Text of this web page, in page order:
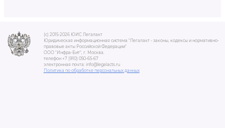
(c) 2015-2026 ЮИС Легалакт
Юридическая информационная система "Легалакт - законы, кодексы и нормативно-
правовые акты Российской Федерации"
ООО "Инфра-Бит", г. Москва.
телефон +7 (910) 050-65-67
электронная почта: info@legalacts.ru
Политика по обработке персональных данных